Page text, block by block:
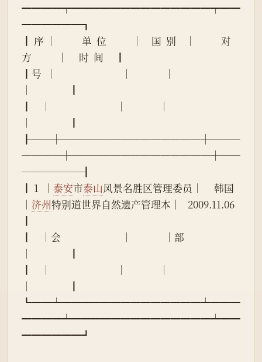
━━━━┯━━━━━━━━━━━━━━┯━━
━━━━━━┓
┃ 序 │           单  位           │    国  别    │           对
方           │     时  间     ┃
┃号  │                            │              │
│                ┃
┃    │                            │              │
│                ┃
┠──┼──────────────┼───
────┼──────────────┼──
──────┨
┃ 1  │ 泰安市泰山风景名胜区管理委员│     韩国
│ 济州特别道世界自然遗产管理本│   2009.11.06
┃
┃    │会                          │              │部
│                ┃
┃    │                            │              │
│                ┃
┗━━┷━━━━━━━━━━━━━━┷━━━
━━━━┷━━━━━━━━━━━━━━┷━━
━━━━━━┛